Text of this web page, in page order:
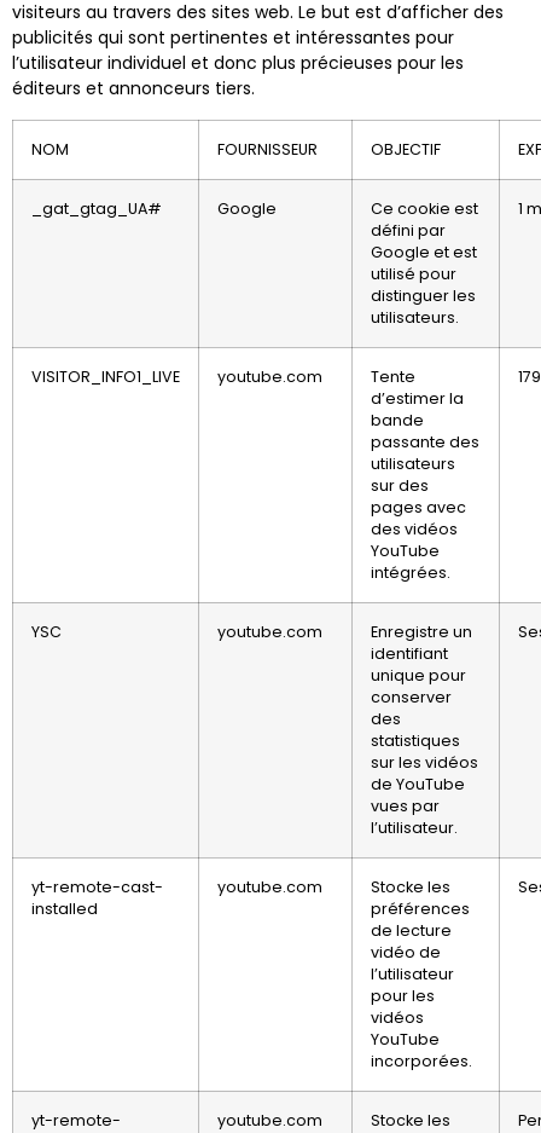
visiteurs au travers des sites web. Le but est d’afficher des
publicités qui sont pertinentes et intéressantes pour
l’utilisateur individuel et donc plus précieuses pour les
éditeurs et annonceurs tiers.
NOM FOURNISSEUR OBJECTIF
_gat_gtag_UA# Google
Ce cookie est
défini par
Google et est
utilisé pour
distinguer les
utilisateurs.
1
VISITOR_INFO1_LIVE youtube.com
Tente
d’estimer la
bande
passante des
utilisateurs
sur des
pages avec
des vidéos
YouTube
intégrées.
YSC youtube.com
Enregistre un
identifiant
unique pour
conserver
des
statistiques
sur les vidéos
de YouTube
vues par
l’utilisateur.
yt-remote-cast-
installed
youtube.com
Stocke les
préférences
de lecture
vidéo de
l’utilisateur
pour les
vidéos
YouTube
incorporées.
yt-remote-
youtube.com
Stocke les